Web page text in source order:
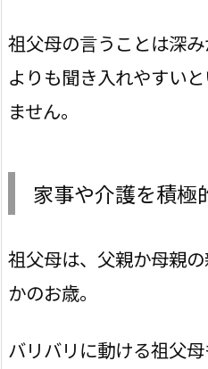
祖父母の言うことは深
よりも聞き入れやすい
ません。
家事や介護を積極
祖父母は、父親か母親
かのお歳。
バリバリに動ける祖父